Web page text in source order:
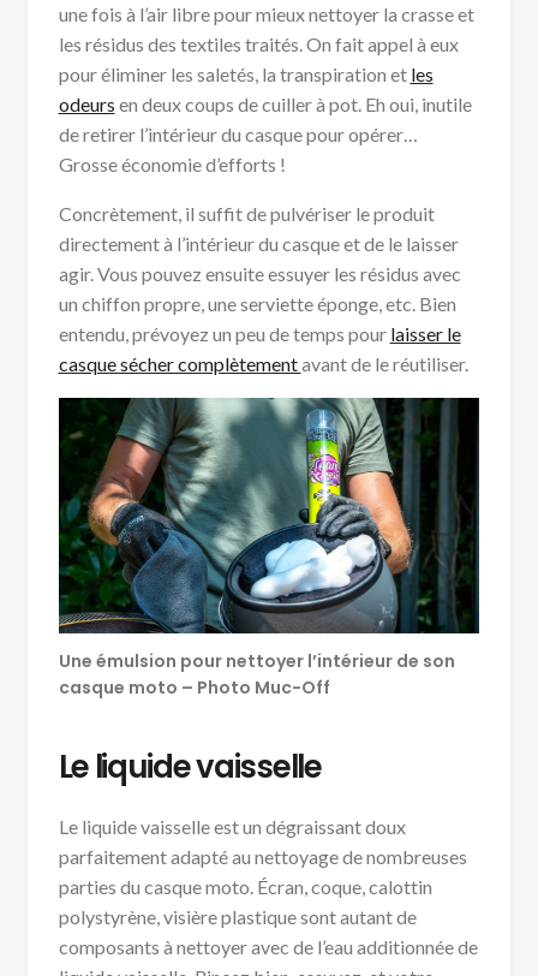
une fois à l’air libre pour mieux nettoyer la crasse et
les résidus des textiles traités. On fait appel à eux
pour éliminer les saletés, la transpiration et les
odeurs en deux coups de cuiller à pot. Eh oui, inutile
de retirer l’intérieur du casque pour opérer…
Grosse économie d’efforts !
Concrètement, il suffit de pulvériser le produit
directement à l’intérieur du casque et de le laisser
agir. Vous pouvez ensuite essuyer les résidus avec
un chiffon propre, une serviette éponge, etc. Bien
entendu, prévoyez un peu de temps pour laisser le
casque sécher complètementavant de le réutiliser.
Une émulsion pour nettoyer l’intérieur de son
casque moto – Photo Muc-Off
Le liquide vaisselle
Le liquide vaisselle est un dégraissant doux
parfaitement adapté au nettoyage de nombreuses
parties du casque moto. Écran, coque, calottin
polystyrène, visière plastique sont autant de
composants à nettoyer avec de l’eau additionnée de